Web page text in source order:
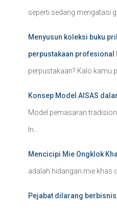
seperti sedang mengatasi
Menyusun koleksi buku
perpustakaan profesional
perpustakaan? Kalo kamu
Konsep Model AISAS
Model pemasaran
In...
Mencicipi Mie Ongklok
adalah hidangan mie khas
Pejabat dilarang